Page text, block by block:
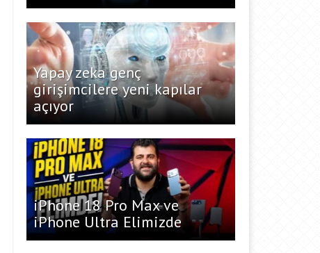
Yapay zeka genç
girişimcilere yeni kapılar
açıyor
iPhone 18 Pro Max ve
iPhone Ultra Elimizde